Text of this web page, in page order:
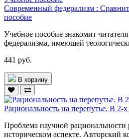
Современный федерализм :
пособие
Учебное пособие знакомит
федерализма, имеющей
441 руб.
В корзину
Рациональность на перепутье. В 2-
Проблема научной рациональности
историческом аспекте. Авторский